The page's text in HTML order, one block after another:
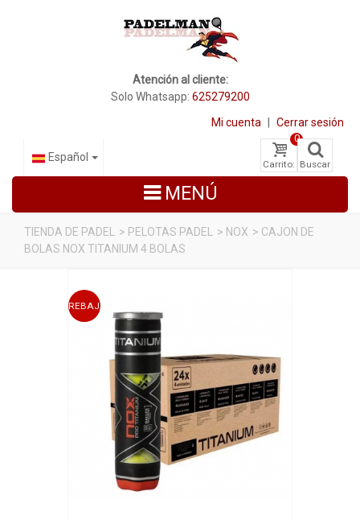
Atención al cliente:
Solo Whatsapp: 625279200
Mi cuenta Cerrar sesión
Carrito:
0
Buscar
Español
MENÚ
ZAPATILLAS DE PADEL
TIENDA DE PADEL > PELOTAS PADEL > NOX > CAJON DE
BOLAS NOX TITANIUM 4 BOLAS
REBAJADO